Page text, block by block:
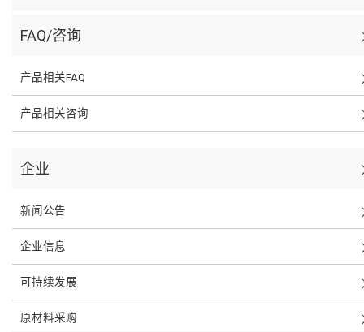
FAQ/咨询
产品相关FAQ
产品相关咨询
企业
新闻公告
企业信息
可持续发展
原材料采购